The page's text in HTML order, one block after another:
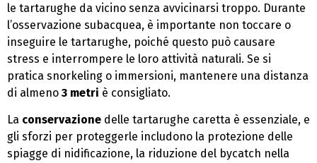
le tartarughe da vicino senza avvicinarsi troppo. Durante
l’osservazione subacquea, è importante non toccare o
inseguire le tartarughe, poiché questo può causare
stress e interrompere le loro attività naturali. Se si
pratica snorkeling o immersioni, mantenere una distanza
di almeno 3 metri è consigliato.
La conservazione delle tartarughe caretta è essenziale, e
gli sforzi per proteggerle includono la protezione delle
spiagge di nidificazione, la riduzione del bycatch nella